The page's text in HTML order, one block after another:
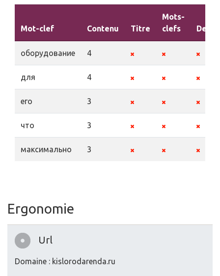
Mot-clef Contenu Titre
Mots-
clefs
оборудование 4
для 4
его 3
что 3
максимально 3
Ergonomie
Url
Domaine : kislorodarenda.ru